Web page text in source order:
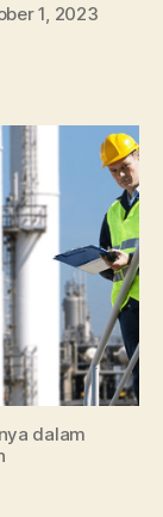
1, 2023
dalam